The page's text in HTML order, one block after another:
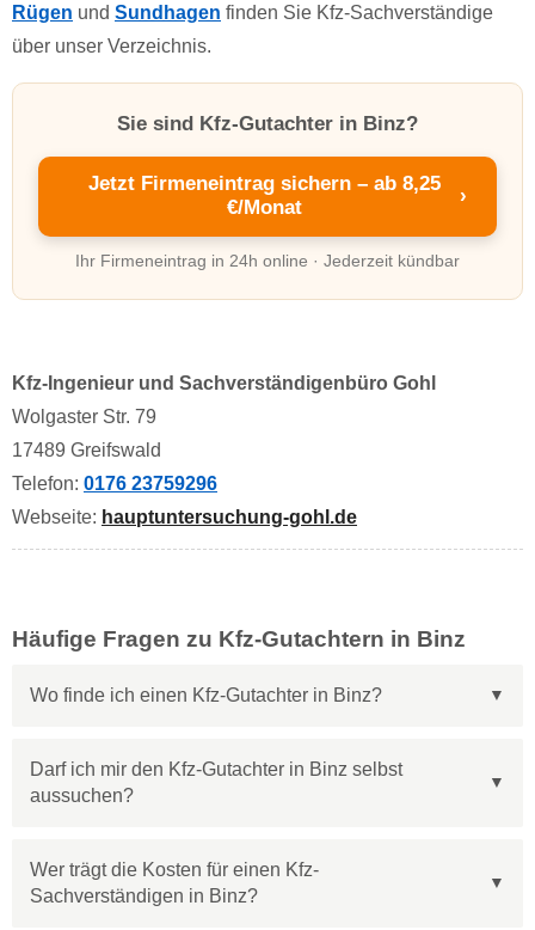
Rügen und Sundhagen finden Sie Kfz-Sachverständige
über unser Verzeichnis.
Sie sind Kfz-Gutachter in Binz?
Jetzt Firmeneintrag sichern – ab 8,25
€/Monat
›
Ihr Firmeneintrag in 24h online · Jederzeit kündbar
Kfz-Ingenieur und Sachverständigenbüro Gohl
Wolgaster Str. 79
17489 Greifswald
Telefon: 0176 23759296
Webseite: hauptuntersuchung-gohl.de
Häufige Fragen zu Kfz-Gutachtern in Binz
Wo finde ich einen Kfz-Gutachter in Binz?
Darf ich mir den Kfz-Gutachter in Binz selbst
aussuchen?
Wer trägt die Kosten für einen Kfz-
Sachverständigen in Binz?